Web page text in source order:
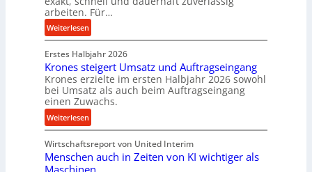
a
n
d
a
l
l
s
e
n
s
o
r
e
n
w
i
n
d
e
t
r
i
b
u
n
d
arbeiten. Für…
Weiterlesen:
P
r
ä
z
i
s
e
u
n
d
Erstes Halbjahr 2026
Krones steigert Umsatz und Auftragseingang
Krones erzielte im ersten Halbjahr 2026 sowohl
bei Umsatz als auch beim Auftragseingang
einen Zuwachs.
Weiterlesen:
K
r
o
n
Wirtschaftsreport von United Interim
Menschen auch in Zeiten von KI wichtiger als
Maschinen